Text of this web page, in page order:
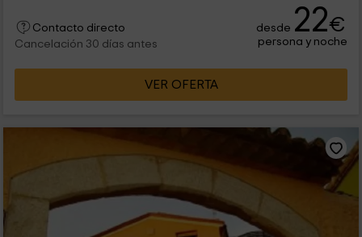
Contacto directo
Cancelación 30 días antes
desde 22€
persona y noche
VER OFERTA